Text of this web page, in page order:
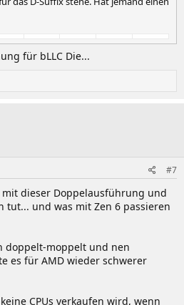
für bLLC Die...
#7
dieser Doppelausführung und
tut... und was mit Zen 6 passieren
doppelt-moppelt und nen
es für AMD wieder schwerer
CPUs verkaufen wird, wenn